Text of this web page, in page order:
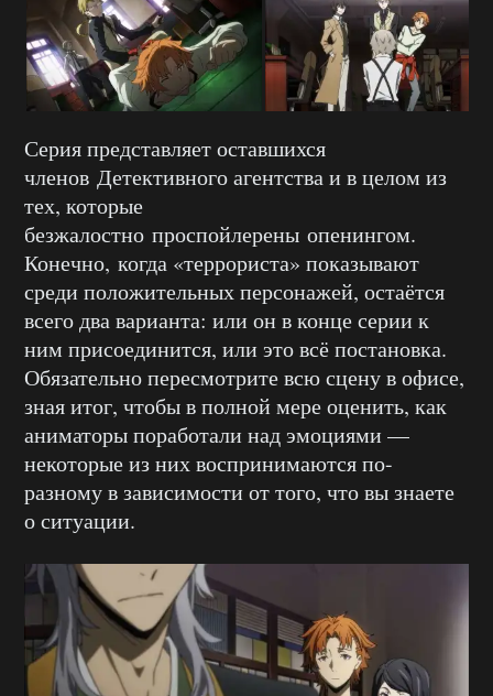
Серия представляет оставшихся
членов Детективного агентства и в целом из
тех, которые
безжалостно проспойлерены опенингом.
Конечно, когда «террориста» показывают
среди положительных персонажей, остаётся
всего два варианта: или он в конце серии к
ним присоединится, или это всё постановка.
Обязательно пересмотрите всю сцену в офисе,
зная итог, чтобы в полной мере оценить, как
аниматоры поработали над эмоциями —
некоторые из них воспринимаются по-
разному в зависимости от того, что вы знаете
о ситуации.